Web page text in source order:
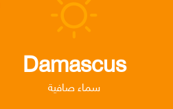
و
Damascus
سماء صافية